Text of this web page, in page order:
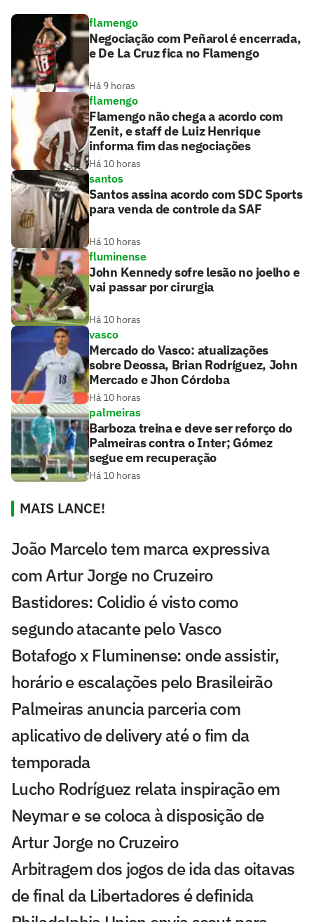
flamengo
Negociação com Peñarol é encerrada,
e De La Cruz fica no Flamengo
Há 9 horas
flamengo
Flamengo não chega a acordo com
Zenit, e staff de Luiz Henrique
informa fim das negociações
Há 10 horas
santos
Santos assina acordo com SDC Sports
para venda de controle da SAF
Há 10 horas
fluminense
John Kennedy sofre lesão no joelho e
vai passar por cirurgia
Há 10 horas
vasco
Mercado do Vasco: atualizações
sobre Deossa, Brian Rodríguez, John
Mercado e Jhon Córdoba
Há 10 horas
palmeiras
Barboza treina e deve ser reforço do
Palmeiras contra o Inter; Gómez
segue em recuperação
Há 10 horas
MAIS LANCE!
João Marcelo tem marca expressiva
com Artur Jorge no Cruzeiro
Bastidores: Colidio é visto como
segundo atacante pelo Vasco
Botafogo x Fluminense: onde assistir,
horário e escalações pelo Brasileirão
Palmeiras anuncia parceria com
aplicativo de delivery até o fim da
temporada
Lucho Rodríguez relata inspiração em
Neymar e se coloca à disposição de
Artur Jorge no Cruzeiro
Arbitragem dos jogos de ida das oitavas
de final da Libertadores é definida